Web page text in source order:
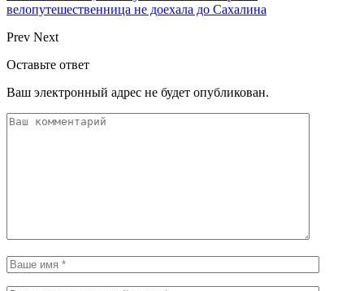
велопутешественница не доехала до Сахалина
Prev Next
Оставьте ответ
Ваш электронный адрес не будет опубликован.